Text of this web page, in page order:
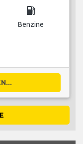
local_gas_station
Benzine